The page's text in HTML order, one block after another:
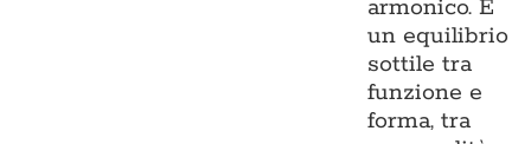
armonico. È
un equilibrio
sottile tra
funzione e
forma, tra